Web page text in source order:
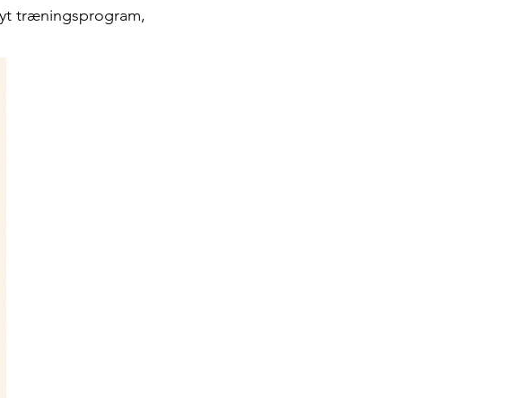
træningsprogram,